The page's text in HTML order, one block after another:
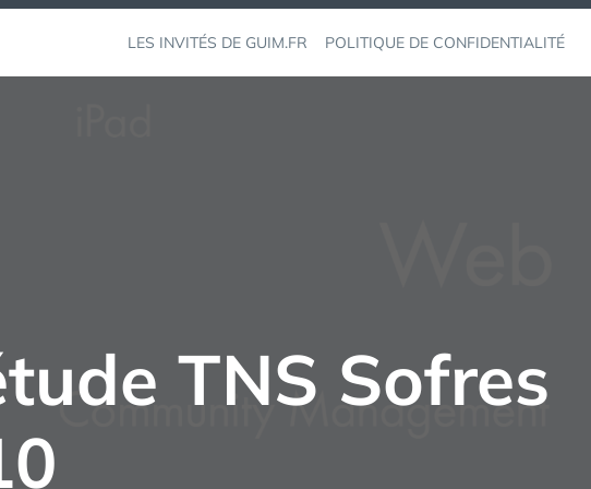
LES INVITÉS DE GUIM.FR POLITIQUE DE CONFIDENTIALITÉ
TNS Sofres